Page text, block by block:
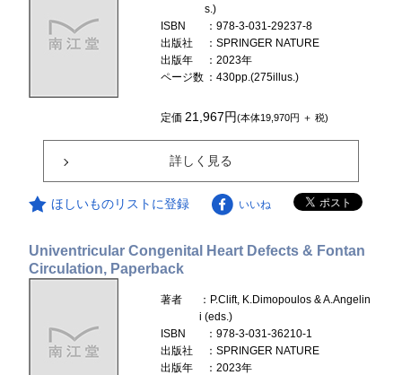
s.)
ISBN
：978-3-031-29237-8
出版社
：SPRINGER NATURE
出版年
：2023年
ページ数 ：430pp.(275illus.)
定価21,967円(本体19,970円 ＋ 税)
詳しく見る
ほしいものリストに登録 いいね
Univentricular Congenital Heart Defects & Fontan
Circulation, Paperback
著者
：P.Clift, K.Dimopoulos & A.Angelin
i (eds.)
ISBN
：978-3-031-36210-1
出版社
：SPRINGER NATURE
出版年
：2023年